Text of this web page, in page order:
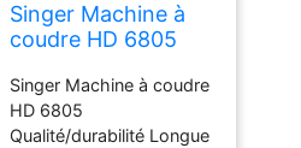
Singer Machine à
coudre HD 6805
Singer Machine à coudre
HD 6805
Qualité/durabilité Longue